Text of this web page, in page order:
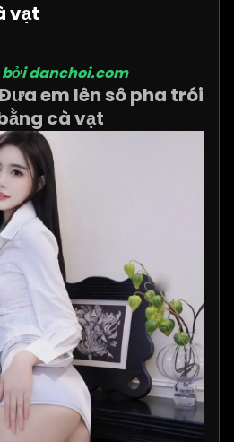
vạt
bởi danchoi.com
em lên sô pha trói
cà vạt